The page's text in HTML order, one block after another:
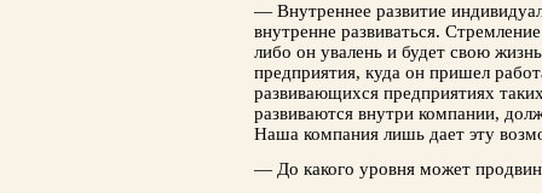
— Внутреннее развитие
внутренне развиваться.
либо он увалень и будет свою
предприятия, куда он пришел
развивающихся предприятиях
развиваются внутри компании,
Наша компания лишь дает эту
— До какого уровня может